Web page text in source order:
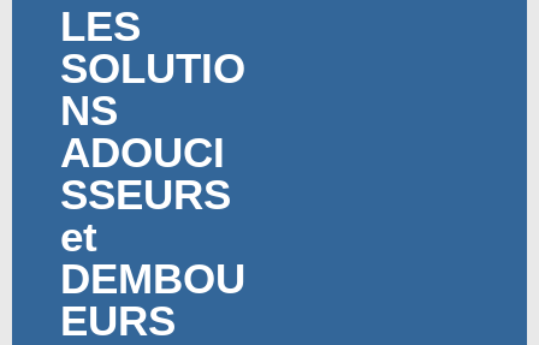
LES
SOLUTIO
NS
ADOUCI
SSEURS
et
DEMBOU
EURS